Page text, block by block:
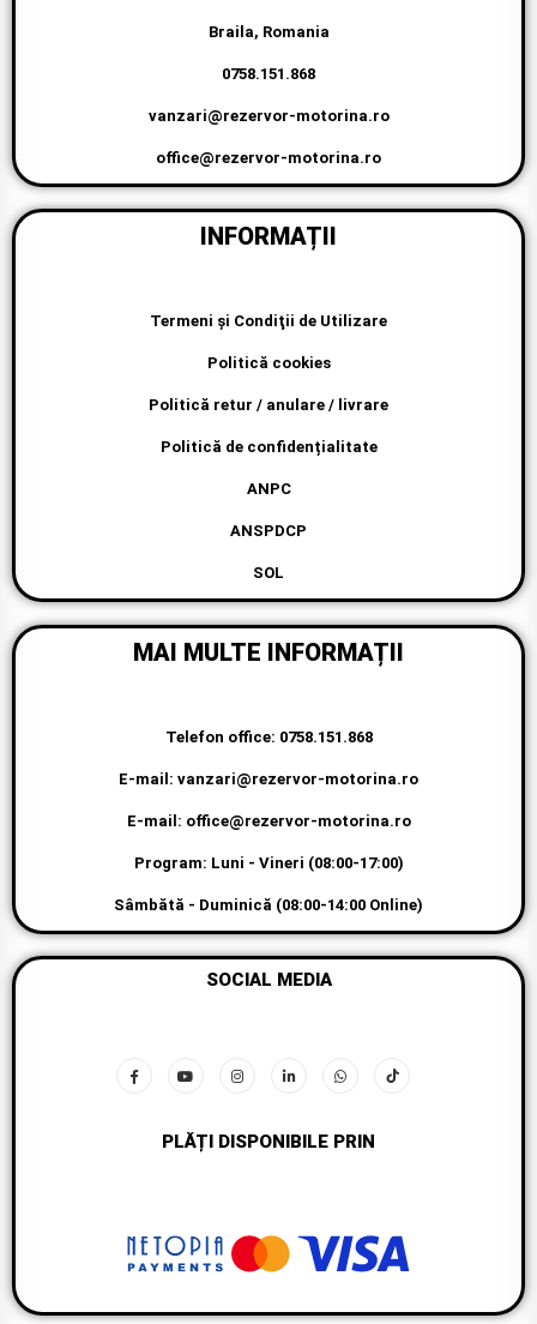
Braila, Romania
0758.151.868
vanzari@rezervor-motorina.ro
office@rezervor-motorina.ro
INFORMAȚII
Termeni şi Condiţii de Utilizare
Politică cookies
Politică retur / anulare / livrare
Politică de confidențialitate
ANPC
ANSPDCP
SOL
MAI MULTE INFORMAȚII
Telefon office: 0758.151.868
E-mail: vanzari@rezervor-motorina.ro
E-mail: office@rezervor-motorina.ro
Program: Luni - Vineri (08:00-17:00)
Sâmbătă - Duminică (08:00-14:00 Online)
SOCIAL MEDIA
PLĂȚI DISPONIBILE PRIN